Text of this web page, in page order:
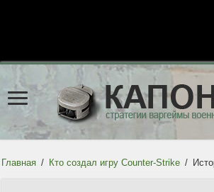
Главная / Кто создал игру Counter-Strike /